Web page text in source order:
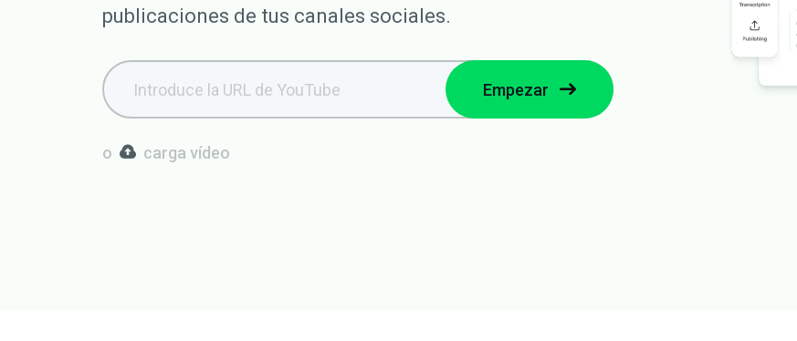
publicaciones de tus canales sociales.
Empezar
o carga vídeo